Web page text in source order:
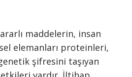
maddelerin, insan
elemanları proteinleri,
şifresini taşıyan